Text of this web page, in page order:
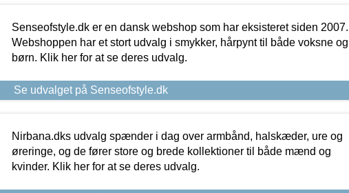
Senseofstyle.dk er en dansk webshop som har eksisteret siden 2007.
Webshoppen har et stort udvalg i smykker, hårpynt til både voksne og
børn. Klik her for at se deres udvalg.
Se udvalget på Senseofstyle.dk
Nirbana.dks udvalg spænder i dag over armbånd, halskæder, ure og
øreringe, og de fører store og brede kollektioner til både mænd og
kvinder. Klik her for at se deres udvalg.